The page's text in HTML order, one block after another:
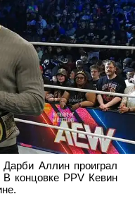
Аллин проиграл
концовке PPV Кевин